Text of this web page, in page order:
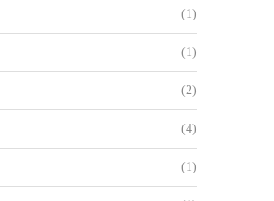
(1)
(1)
(2)
(4)
(1)